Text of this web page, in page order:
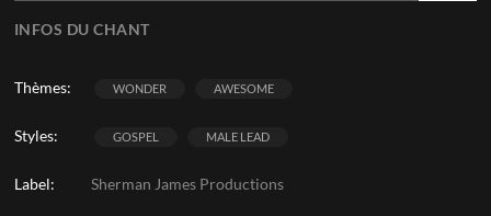
INFOS DU CHANT
Thèmes: WONDER AWESOME
Styles: GOSPEL MALE LEAD
Label: Sherman James Productions